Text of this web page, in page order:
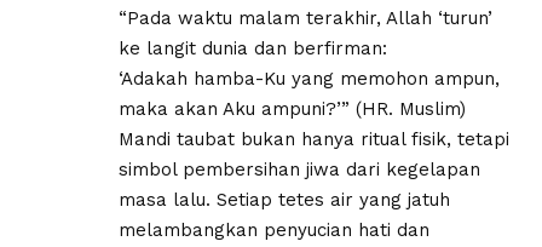
“Pada waktu malam terakhir, Allah ‘turun’
ke langit dunia dan berfirman:
‘Adakah hamba-Ku yang memohon ampun,
maka akan Aku ampuni?’” (HR. Muslim)
Mandi taubat bukan hanya ritual fisik, tetapi
simbol pembersihan jiwa dari kegelapan
masa lalu. Setiap tetes air yang jatuh
melambangkan penyucian hati dan